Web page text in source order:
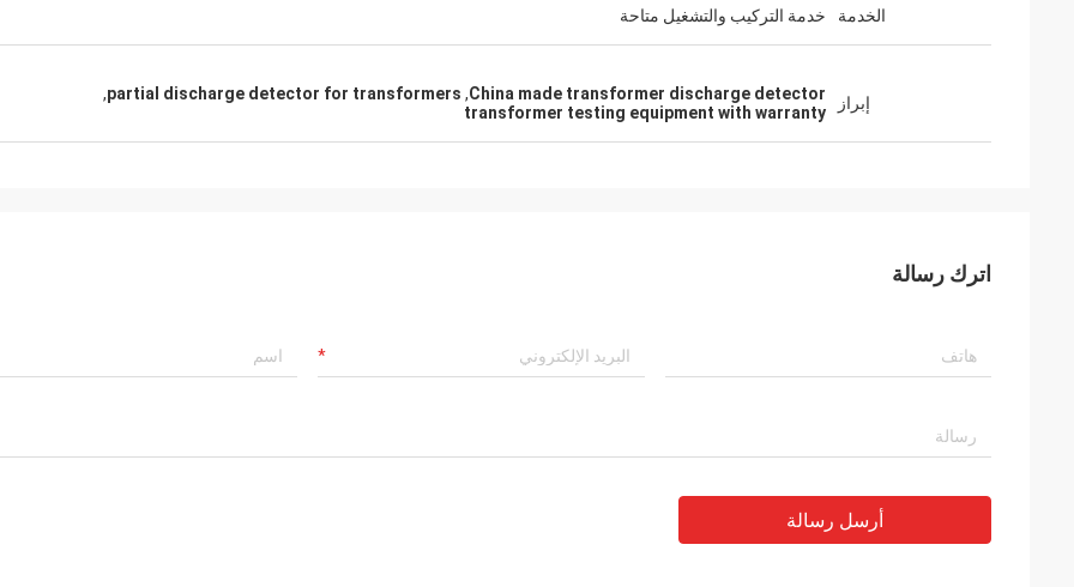
الخدمة خدمة التركيب والتشغيل متاحة
إبراز China made transformer discharge detector
,
partial discharge detector for transformers
,
transformer testing equipment with warranty
اترك رسالة
أرسل رسالة